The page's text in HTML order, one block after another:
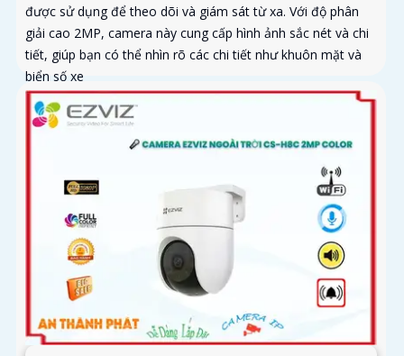
được sử dụng để theo dõi và giám sát từ xa. Với độ phân
giải cao 2MP, camera này cung cấp hình ảnh sắc nét và chi
tiết, giúp bạn có thể nhìn rõ các chi tiết như khuôn mặt và
biển số xe